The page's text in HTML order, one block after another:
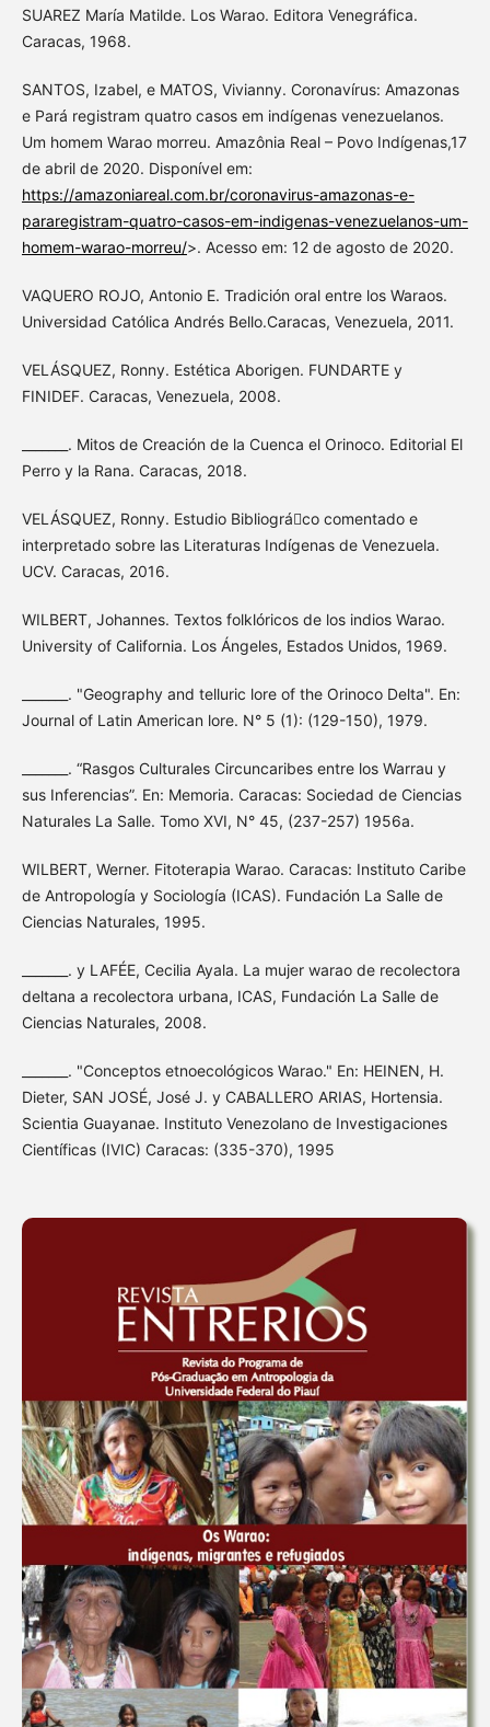
SUAREZ María Matilde. Los Warao. Editora Venegráfica.
Caracas, 1968.
SANTOS, Izabel, e MATOS, Vivianny. Coronavírus: Amazonas
e Pará registram quatro casos em indígenas venezuelanos.
Um homem Warao morreu. Amazônia Real – Povo Indígenas,17
de abril de 2020. Disponível em:
https://amazoniareal.com.br/coronavirus-amazonas-e-
pararegistram-quatro-casos-em-indigenas-venezuelanos-um-
homem-warao-morreu/>. Acesso em: 12 de agosto de 2020.
VAQUERO ROJO, Antonio E. Tradición oral entre los Waraos.
Universidad Católica Andrés Bello.Caracas, Venezuela, 2011.
VELÁSQUEZ, Ronny. Estética Aborigen. FUNDARTE y
FINIDEF. Caracas, Venezuela, 2008.
_______. Mitos de Creación de la Cuenca el Orinoco. Editorial El
Perro y la Rana. Caracas, 2018.
VELÁSQUEZ, Ronny. Estudio Bibliográco comentado e
interpretado sobre las Literaturas Indígenas de Venezuela.
UCV. Caracas, 2016.
WILBERT, Johannes. Textos folklóricos de los indios Warao.
University of California. Los Ángeles, Estados Unidos, 1969.
_______. "Geography and telluric lore of the Orinoco Delta". En:
Journal of Latin American lore. N° 5 (1): (129-150), 1979.
_______. “Rasgos Culturales Circuncaribes entre los Warrau y
sus Inferencias”. En: Memoria. Caracas: Sociedad de Ciencias
Naturales La Salle. Tomo XVI, N° 45, (237-257) 1956a.
WILBERT, Werner. Fitoterapia Warao. Caracas: Instituto Caribe
de Antropología y Sociología (ICAS). Fundación La Salle de
Ciencias Naturales, 1995.
_______. y LAFÉE, Cecilia Ayala. La mujer warao de recolectora
deltana a recolectora urbana, ICAS, Fundación La Salle de
Ciencias Naturales, 2008.
_______. "Conceptos etnoecológicos Warao." En: HEINEN, H.
Dieter, SAN JOSÉ, José J. y CABALLERO ARIAS, Hortensia.
Scientia Guayanae. Instituto Venezolano de Investigaciones
Científicas (IVIC) Caracas: (335-370), 1995